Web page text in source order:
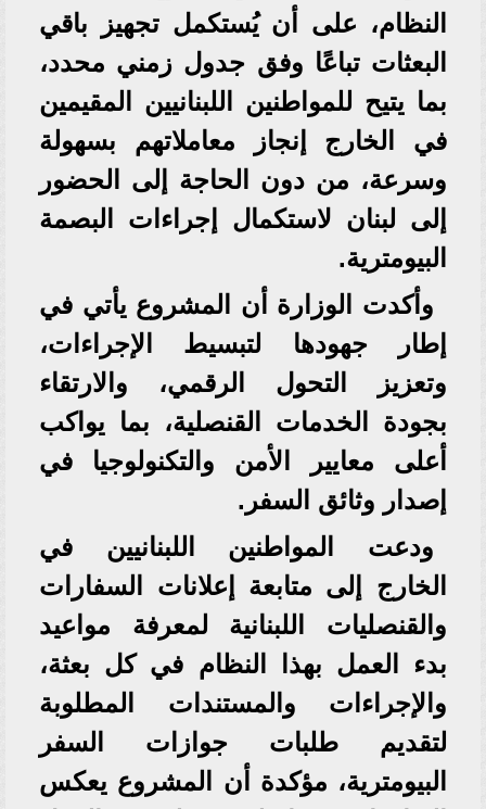
النظام، على أن يُستكمل تجهيز باقي
البعثات تباعًا وفق جدول زمني محدد،
بما يتيح للمواطنين اللبنانيين المقيمين
في الخارج إنجاز معاملاتهم بسهولة
وسرعة، من دون الحاجة إلى الحضور
إلى لبنان لاستكمال إجراءات البصمة
البيومترية.
وأكدت الوزارة أن المشروع يأتي في
إطار جهودها لتبسيط الإجراءات،
وتعزيز التحول الرقمي، والارتقاء
بجودة الخدمات القنصلية، بما يواكب
أعلى معايير الأمن والتكنولوجيا في
إصدار وثائق السفر.
ودعت المواطنين اللبنانيين في
الخارج إلى متابعة إعلانات السفارات
والقنصليات اللبنانية لمعرفة مواعيد
بدء العمل بهذا النظام في كل بعثة،
والإجراءات والمستندات المطلوبة
لتقديم طلبات جوازات السفر
البيومترية، مؤكدة أن المشروع يعكس